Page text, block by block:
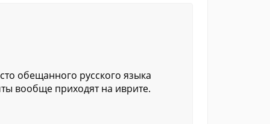
обещанного русского языка
вообще приходят на иврите.